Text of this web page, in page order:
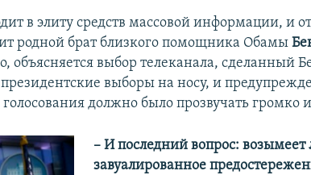
в элиту средств массовой информации, и
родной брат близкого помощника Обамы
объясняется выбор телеканала, сделанный
выборы на носу, и
должно было прозвучать громко
​– И последний вопрос: возымеет
завуалированное